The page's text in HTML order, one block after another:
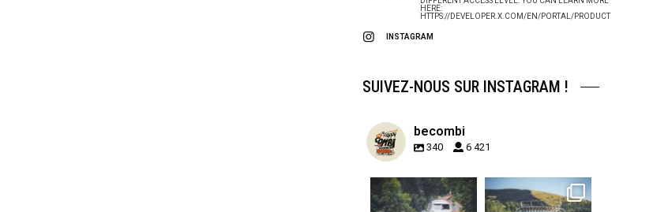
HERE:
HTTPS://DEVELOPER.X.COM/EN/PORTAL/PRODUCT
INSTAGRAM
SUIVEZ-NOUS SUR INSTAGRAM !
becombi
340 6 421
becombi becombi